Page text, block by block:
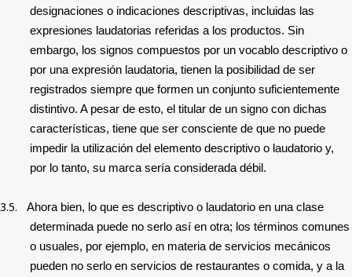
designaciones o indicaciones descriptivas, incluidas las
expresiones laudatorias referidas a los productos. Sin
embargo, los signos compuestos por un vocablo descriptivo o
por una expresión laudatoria, tienen la posibilidad de ser
registrados siempre que formen un conjunto suficientemente
distintivo. A pesar de esto, el titular de un signo con dichas
características, tiene que ser consciente de que no puede
impedir la utilización del elemento descriptivo o laudatorio y,
por lo tanto, su marca sería considerada débil.
3.5.
Ahora bien, lo que es descriptivo o laudatorio en una clase
determinada puede no serlo así en otra; los términos comunes
o usuales, por ejemplo, en materia de servicios mecánicos
pueden no serlo en servicios de restaurantes o comida, y a la